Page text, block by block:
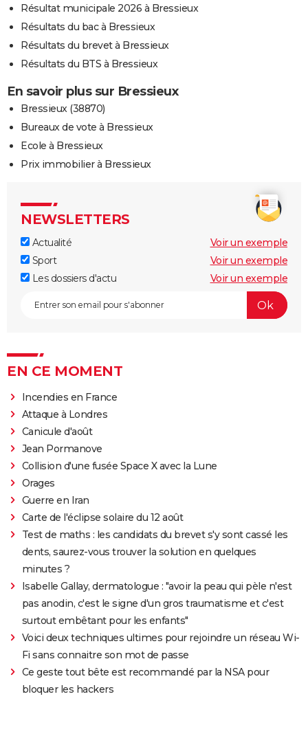
Résultat municipale 2026 à Bressieux
Résultats du bac à Bressieux
Résultats du brevet à Bressieux
Résultats du BTS à Bressieux
En savoir plus sur Bressieux
Bressieux (38870)
Bureaux de vote à Bressieux
Ecole à Bressieux
Prix immobilier à Bressieux
NEWSLETTERS
Actualité
Voir un exemple
Sport
Voir un exemple
Les dossiers d'actu
Voir un exemple
EN CE MOMENT
Incendies en France
Attaque à Londres
Canicule d'août
Jean Pormanove
Collision d'une fusée Space X avec la Lune
Orages
Guerre en Iran
Carte de l'éclipse solaire du 12 août
Test de maths : les candidats du brevet s'y sont cassé les
dents, saurez-vous trouver la solution en quelques
minutes ?
Isabelle Gallay, dermatologue : "avoir la peau qui pèle n'est
pas anodin, c'est le signe d'un gros traumatisme et c'est
surtout embêtant pour les enfants"
Voici deux techniques ultimes pour rejoindre un réseau Wi-
Fi sans connaitre son mot de passe
Ce geste tout bête est recommandé par la NSA pour
bloquer les hackers